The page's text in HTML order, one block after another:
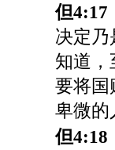
但4:17
决定乃
知道，
要将国
卑微的
但4:18